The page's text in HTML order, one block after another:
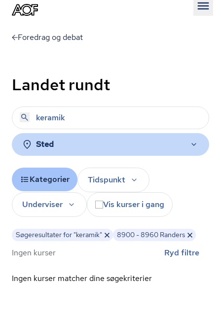
Foredrag og debat
Landet rundt
Sted
Kategorier Tidspunkt
Underviser Vis kurser i gang
Søgeresultater for "keramik" 8900 - 8960 Randers
Ingen kurser Ryd filtre
Ingen kurser matcher dine søgekriterier